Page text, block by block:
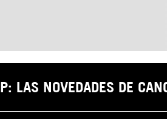
LAS NOVEDADES DE